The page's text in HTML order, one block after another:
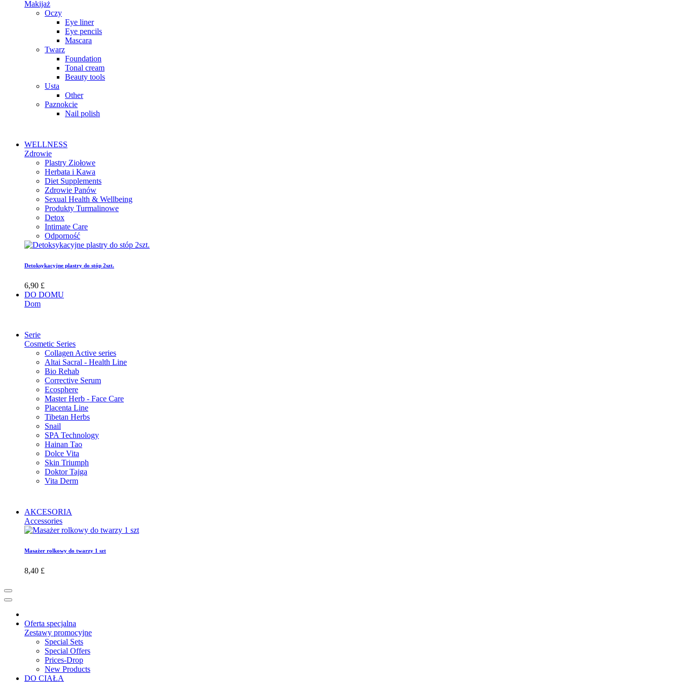
Makijaż
Oczy
Eye liner
Eye pencils
Mascara
Twarz
Foundation
Tonal cream
Beauty tools
Usta
Other
Paznokcie
Nail polish
WELLNESS
Zdrowie
Plastry Ziołowe
Herbata i Kawa
Diet Supplements
Zdrowie Panów
Sexual Health & Wellbeing
Produkty Turmalinowe
Detox
Intimate Care
Odporność
Detoksykacyjne plastry do stóp 2szt.
6,90 £
DO DOMU
Dom
Serie
Cosmetic Series
Collagen Active series
Altai Sacral - Health Line
Bio Rehab
Corrective Serum
Ecosphere
Master Herb - Face Care
Placenta Line
Tibetan Herbs
Snail
SPA Technology
Hainan Tao
Dolce Vita
Skin Triumph
Doktor Tajga
Vita Derm
AKCESORIA
Accessories
Masażer rolkowy do twarzy 1 szt
8,40 £
Oferta specjalna
Zestawy promocyjne
Special Sets
Special Offers
Prices-Drop
New Products
DO CIAŁA